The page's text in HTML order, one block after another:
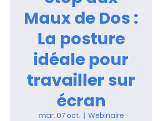
Maux de Dos :
La posture
idéale pour
travailler sur
écran
mar. 07 oct.
  |
Webinaire